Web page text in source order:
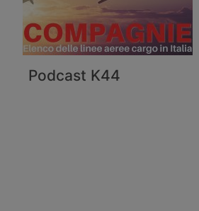
Podcast K44